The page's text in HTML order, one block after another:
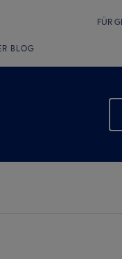
FÜR
BLOG